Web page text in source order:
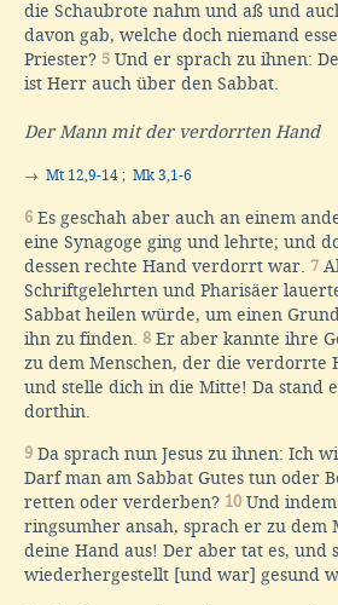
die Schaubrote nahm und aß und
davon gab, welche doch niemand
Priester? 5 Und er sprach zu ihnen:
ist Herr auch über den Sabbat.
Der Mann mit der verdorrten Hand
→ Mt 12,9-14 ; Mk 3,1-6
6 Es geschah aber auch an einem
eine Synagoge ging und lehrte; und
dessen rechte Hand verdorrt war. 7
Schriftgelehrten und Pharisäer
Sabbat heilen würde, um einen
ihn zu finden. 8 Er aber kannte ihre
zu dem Menschen, der die verdorrte
und stelle dich in die Mitte! Da stand
dorthin.
9 Da sprach nun Jesus zu ihnen: Ich
Darf man am Sabbat Gutes tun oder
retten oder verderben? 10 Und
ringsumher ansah, sprach er zu dem
deine Hand aus! Der aber tat es, und
wiederhergestellt [und war] gesund